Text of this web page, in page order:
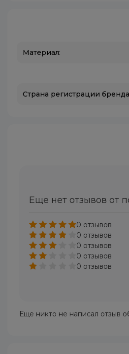
Материал:
Страна регистрации
Еще нет отзывов от
0 отзывов
0 отзывов
0 отзывов
0 отзывов
0 отзывов
Еще никто не написал отзыв